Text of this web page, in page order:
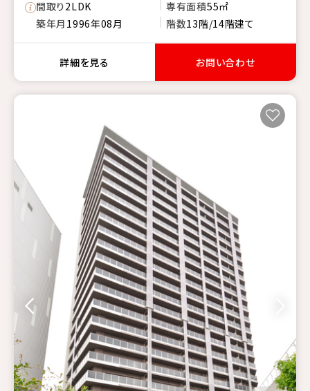
間取り2LDK 専有面積55㎡
築年月 1996年08月 階数13階/14階建て
詳細を見る お問い合わせ